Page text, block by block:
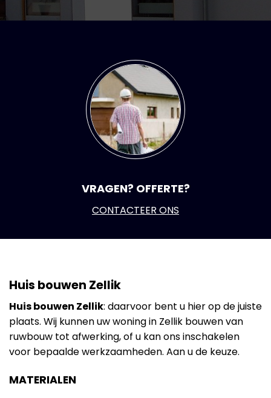
VRAGEN? OFFERTE?
CONTACTEER ONS
Huis bouwen Zellik
Huis bouwen Zellik: daarvoor bent u hier op de juiste
plaats. Wij kunnen uw woning in Zellik bouwen van
ruwbouw tot afwerking, of u kan ons inschakelen
voor bepaalde werkzaamheden. Aan u de keuze.
MATERIALEN